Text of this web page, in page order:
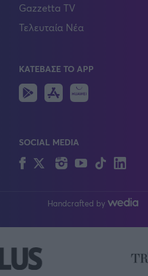
Gazzetta TV
Τελευταία Νέα
ΚΑΤΕΒΑΣΕ ΤΟ APP
Android
IOS
SOCIAL MEDIA
FacebookTwitterInstagram
YouTubeTikTok
Handcrafted by